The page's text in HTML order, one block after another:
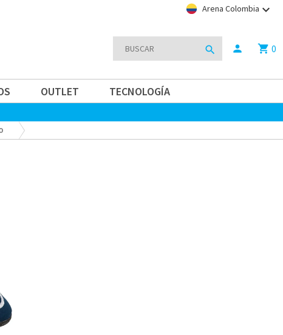
Arena Colombia keyboard_arrow_down
search person shopping_cart 0
OUTLET TECNOLOGÍA